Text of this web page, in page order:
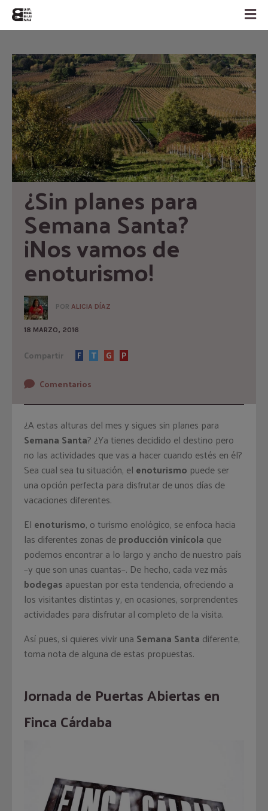
¿Sin planes para
Semana Santa?
¡Nos vamos de
enoturismo!
POR ALICIA DÍAZ
18 MARZO, 2016
Compartir F T G
P
Comentarios
¿A estas alturas del mes y sigues sin planes para
Semana Santa? ¿Ya tienes decidido el destino pero
no las actividades que vas a hacer cuando estés en él?
Sea cual sea tu situación, el enoturismo puede ser
una opción perfecta para disfrutar de unos días de
vacaciones diferentes.
El enoturismo, o turismo enológico, se enfoca hacia
las diferentes zonas deproducción vinícola que
podemos encontrar a lo largo y ancho de nuestro país
–y que son unas cuantas–. De hecho, cada vez más
bodegas apuestan por esta tendencia, ofreciendo a
los visitantes distintas y, en ocasiones, sorprendentes
actividades para disfrutar al completo de la visita.
Así pues, si quieres vivir una Semana Santa diferente,
toma nota de alguna de estas propuestas.
Jornada de Puertas Abiertas en
Finca Cárdaba